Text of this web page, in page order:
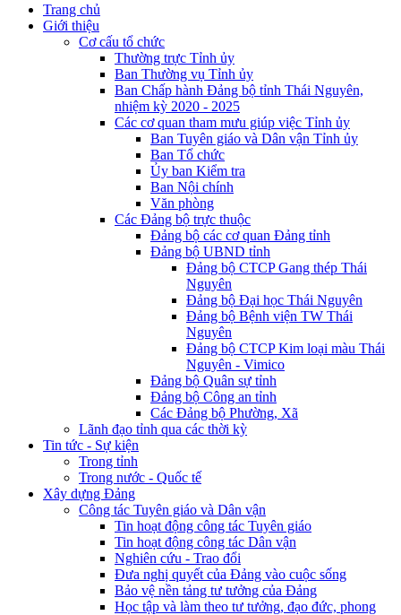
Trang chủ
Giới thiệu
Cơ cấu tổ chức
Thường trực Tỉnh ủy
Ban Thường vụ Tỉnh ủy
Ban Chấp hành Đảng bộ tỉnh Thái Nguyên,
nhiệm kỳ 2020 - 2025
Các cơ quan tham mưu giúp việc Tỉnh ủy
Ban Tuyên giáo và Dân vận Tỉnh ủy
Ban Tổ chức
Ủy ban Kiểm tra
Ban Nội chính
Văn phòng
Các Đảng bộ trực thuộc
Đảng bộ các cơ quan Đảng tỉnh
Đảng bộ UBND tỉnh
Đảng bộ CTCP Gang thép Thái
Nguyên
Đảng bộ Đại học Thái Nguyên
Đảng bộ Bệnh viện TW Thái
Nguyên
Đảng bộ CTCP Kim loại màu Thái
Nguyên - Vimico
Đảng bộ Quân sự tỉnh
Đảng bộ Công an tỉnh
Các Đảng bộ Phường, Xã
Lãnh đạo tỉnh qua các thời kỳ
Tin tức - Sự kiện
Trong tỉnh
Trong nước - Quốc tế
Xây dựng Đảng
Công tác Tuyên giáo và Dân vận
Tin hoạt động công tác Tuyên giáo
Tin hoạt động công tác Dân vận
Nghiên cứu - Trao đổi
Đưa nghị quyết của Đảng vào cuộc sống
Bảo vệ nền tảng tư tưởng của Đảng
Học tập và làm theo tư tưởng, đạo đức, phong